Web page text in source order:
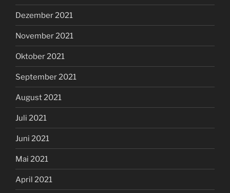
Dezember 2021
November 2021
Oktober 2021
September 2021
August 2021
Juli 2021
Juni 2021
Mai 2021
April 2021